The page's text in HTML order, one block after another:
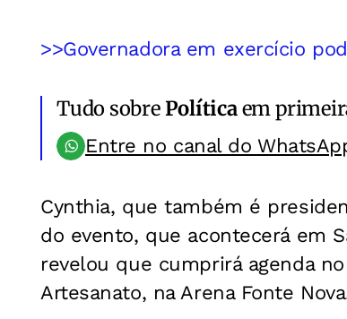
>>Governadora em exercício
Tudo sobre Políticaem
Entre no canal do
Cynthia, que também é
do evento, que acontecerá em
revelou que cumprirá agenda
Artesanato, na Arena Fonte